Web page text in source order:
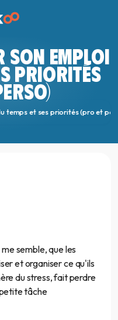
SON EMPLOI
PRIORITÉS
temps et ses priorités (pro et
semble, que les
et organiser ce qu'ils
du stress, fait perdre
tâche